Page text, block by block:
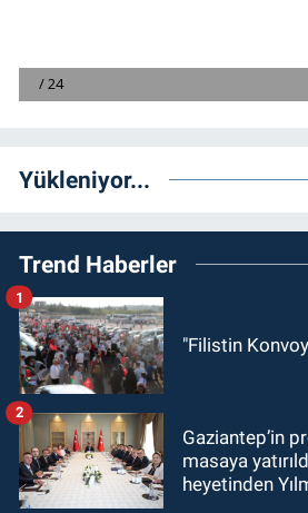
Yükleniyor...
Trend Haberler
"Filistin
1
Gaziantep’in
masaya
heyetinden
2